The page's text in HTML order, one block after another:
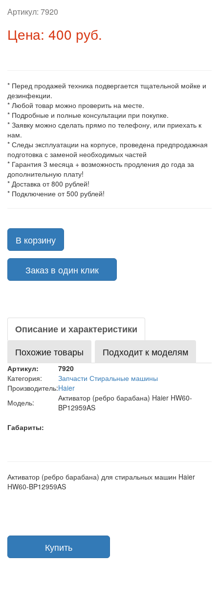
Артикул: 7920
Цена: 400 руб.
* Перед продажей техника подвергается тщательной мойке и
дезинфекции.
* Любой товар можно проверить на месте.
* Подробные и полные консультации при покупке.
* Заявку можно сделать прямо по телефону, или приехать к
нам.
* Следы эксплуатации на корпусе, проведена предпродажная
подготовка с заменой необходимых частей
* Гарантия 3 месяца + возможность продления до года за
дополнительную плату!
* Доставка от 800 рублей!
* Подключение от 500 рублей!
В корзину
Заказ в один клик
Описание и характеристики
Похожие товары
Подходит к моделям
Артикул:
7920
Категория:
Запчасти Стиральные машины
Производитель:Haier
Модель:
Активатор (ребро барабана) Haier HW60-
BP12959AS
Габариты:
Активатор (ребро барабана) для стиральных машин Haier
HW60-BP12959AS